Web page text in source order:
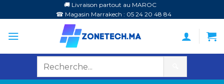
au
contenu
🚚 Livraison partout au MAROC
☎ Magasin Marrakech : 05 24 20 48 84